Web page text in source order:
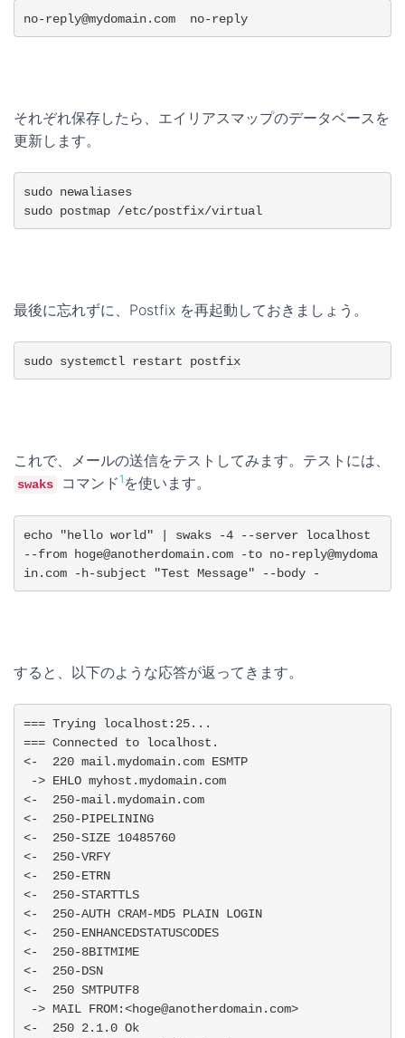
no-reply@mydomain.com  no-reply
それぞれ保存したら、エイリアスマップのデータベースを
更新します。
sudo newaliases
sudo postmap /etc/postfix/virtual
最後に忘れずに、Postfix を再起動しておきましょう。
sudo systemctl restart postfix
これで、メールの送信をテストしてみます。テストには、
swaks コマンド 1 を使います。
echo "hello world" | swaks -4 --server localhost
--from hoge@anotherdomain.com -to no-reply@mydoma
in.com -h-subject "Test Message" --body -
すると、以下のような応答が返ってきます。
=== Trying localhost:25...
=== Connected to localhost.
<-  220 mail.mydomain.com ESMTP
<-  250-mail.mydomain.com
<-  250-PIPELINING
<-  250-SIZE 10485760
<-  250-VRFY
<-  250-ETRN
<-  250-STARTTLS
<-  250-AUTH CRAM-MD5 PLAIN LOGIN
<-  250-ENHANCEDSTATUSCODES
<-  250-8BITMIME
<-  250-DSN
<-  250 SMTPUTF8
<-  250 2.1.0 Ok